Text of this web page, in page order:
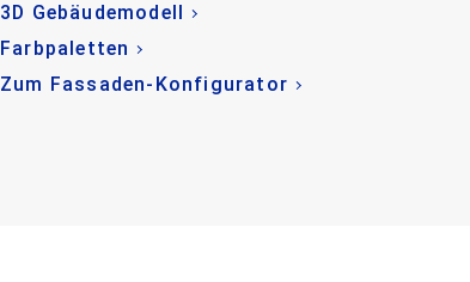
3D Gebäudemodell
Farbpaletten
Zum Fassaden-Konfigurator